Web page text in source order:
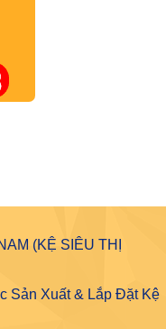
(KỆ SIÊU THỊ
Sản Xuất & Lắp Đặt Kệ